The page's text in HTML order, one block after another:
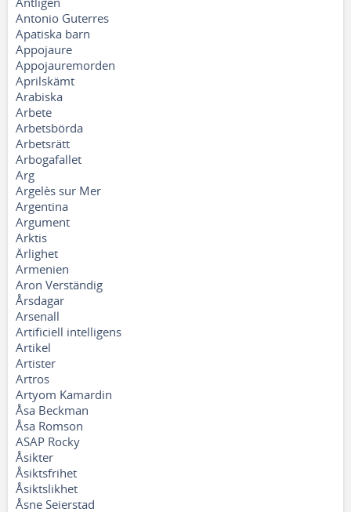
Antonio Guterres
Apatiska barn
Appojaure
Appojauremorden
Aprilskämt
Arabiska
Arbete
Arbetsbörda
Arbetsrätt
Arbogafallet
Arg
Argelès sur Mer
Argentina
Argument
Arktis
Ärlighet
Armenien
Aron Verständig
Årsdagar
Arsenall
Artificiell intelligens
Artikel
Artister
Artros
Artyom Kamardin
Åsa Beckman
Åsa Romson
ASAP Rocky
Åsikter
Åsiktsfrihet
Åsiktslikhet
Åsne Seierstad